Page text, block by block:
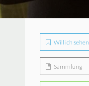
Will ich sehen
Sammlung